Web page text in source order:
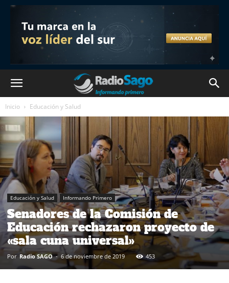
Inicio Educación y Salud
Educación y Salud Informando Primero
Senadores de la Comisión de
Educación rechazaron proyecto de
«sala cuna universal»
Por Radio SAGO - 6 de noviembre de 2019 453